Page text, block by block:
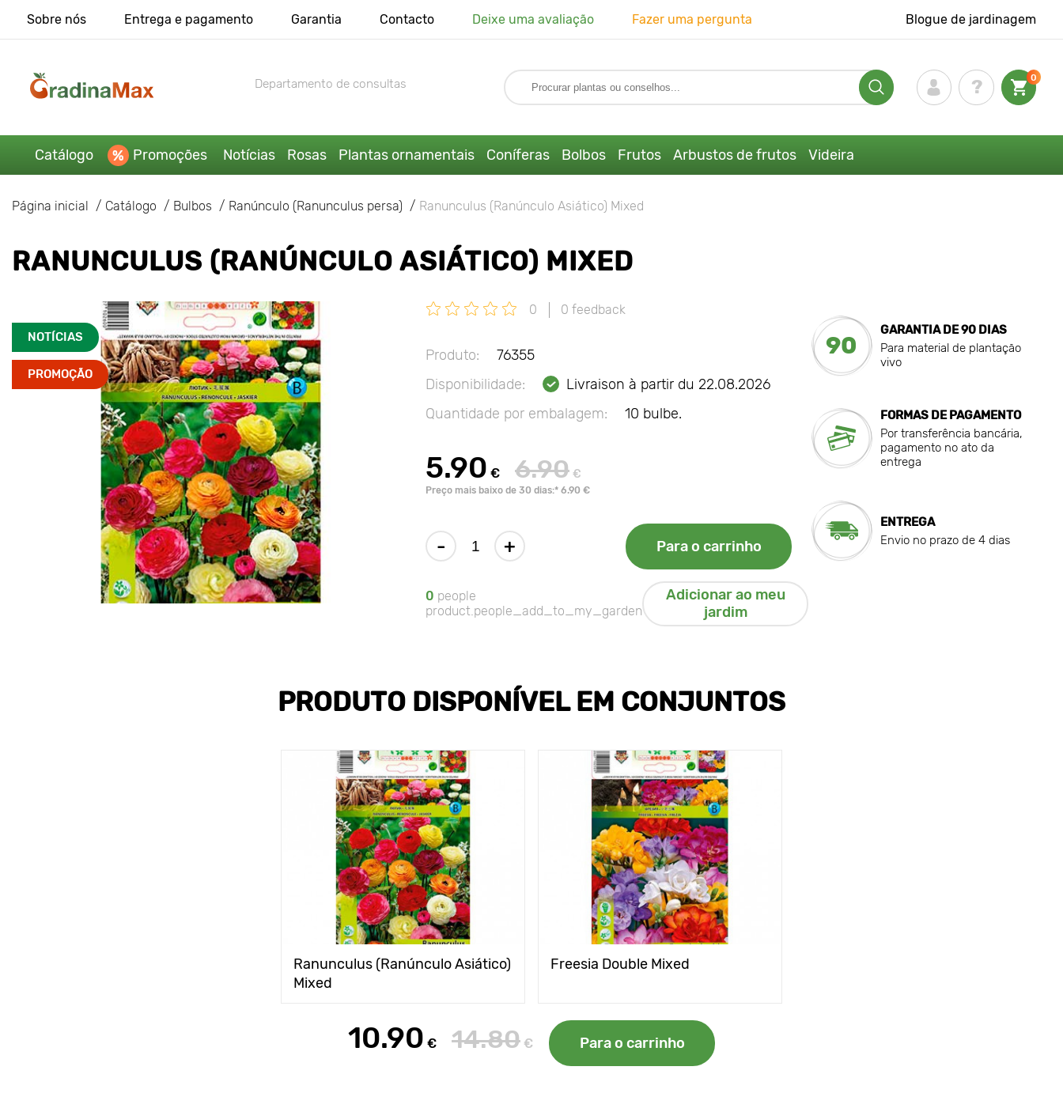
Sobre nós Entrega e pagamento Garantia Contacto Deixe uma avaliação Fazer uma pergunta Blogue de jardinagem
Departamento de consultas 0
Catálogo Promoções Notícias Rosas Plantas ornamentais Coníferas Bolbos Frutos Arbustos de frutos Videira
Página inicial Catálogo Bulbos Ranúnculo (Ranunculus persa) Ranunculus (Ranúnculo Asiático) Mixed
RANUNCULUS (RANÚNCULO ASIÁTICO) MIXED
NOTÍCIAS
PROMOÇÃO
0 0 feedback
Produto:
76355
Disponibilidade:
Livraison à partir du 22.08.2026
Quantidade por embalagem:
10 bulbe.
5.90 € 6.90 €
Preço mais baixo de 30 dias:* 6.90 €
- + Para o carrinho
0 people
product.people_add_to_my_garden
Adicionar ao meu
jardim
90
GARANTIA DE 90 DIAS
Para material de plantação
vivo
FORMAS DE PAGAMENTO
Por transferência bancária,
pagamento no ato da
entrega
ENTREGA
Envio no prazo de 4 dias
PRODUTO DISPONÍVEL EM CONJUNTOS
Ranunculus (Ranúnculo Asiático)
Mixed
Freesia Double Mixed
10.90 € 14.80 € Para o carrinho